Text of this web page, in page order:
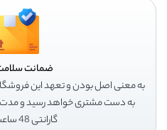
ضمانت
به معنی اصل بودن و تعهد این
به دست مشتری خواهد رسید و مدت
گارانتی 48 ساعت می باشد.